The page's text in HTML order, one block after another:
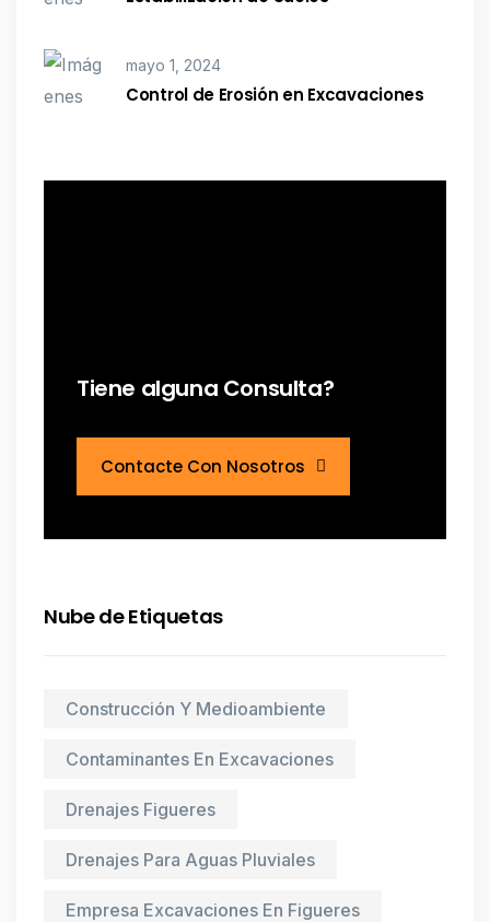
mayo 1, 2024
Control de Erosión en Excavaciones
Tiene alguna Consulta?
Contacte Con Nosotros
Nube de Etiquetas
Construcción Y Medioambiente
Contaminantes En Excavaciones
Drenajes Figueres
Drenajes Para Aguas Pluviales
Empresa Excavaciones En Figueres